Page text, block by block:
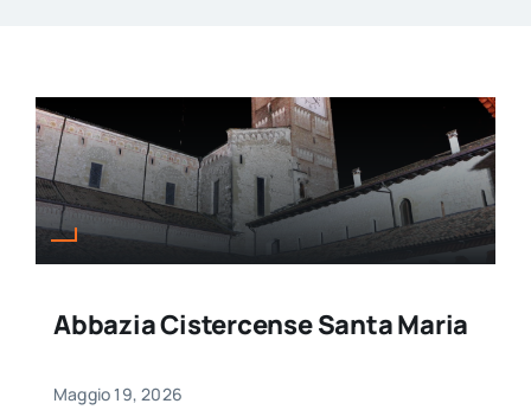
Abbazia Cistercense Santa Maria
Maggio 19, 2026